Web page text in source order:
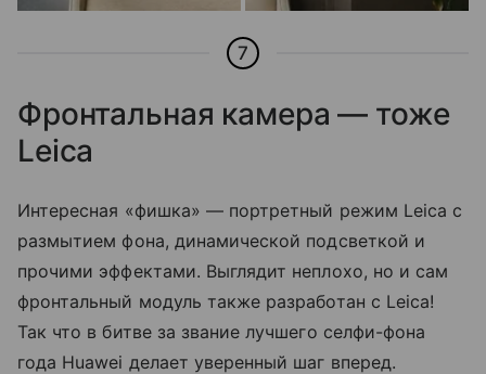
7
Фронтальная камера — тоже
Leica
Интересная «фишка» — портретный режим Leica с
размытием фона, динамической подсветкой и
прочими эффектами. Выглядит неплохо, но и сам
фронтальный модуль также разработан с Leica!
Так что в битве за звание лучшего селфи-фона
года Huawei делает уверенный шаг вперед.